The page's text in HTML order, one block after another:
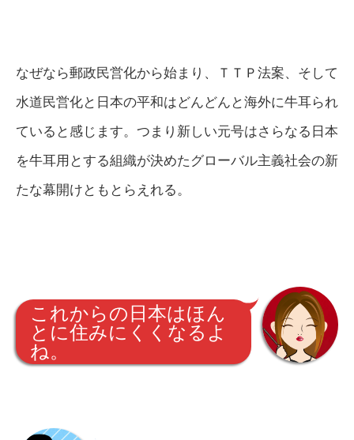
なぜなら郵政民営化から始まり、ＴＴＰ法案、そして
水道民営化と日本の平和はどんどんと海外に牛耳られ
ていると感じます。つまり新しい元号はさらなる日本
を牛耳用とする組織が決めたグローバル主義社会の新
たな幕開けともとらえれる。
これからの日本はほん
とに住みにくくなるよ
ね。